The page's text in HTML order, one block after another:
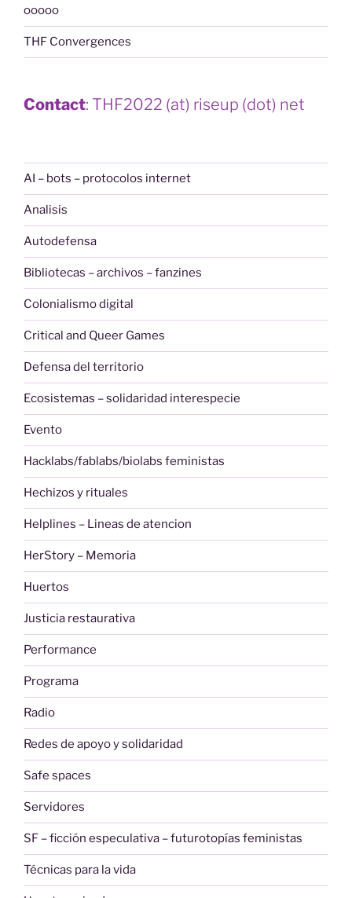
ooooo
THF Convergences
Contact: THF2022 (at) riseup (dot) net
AI – bots – protocolos internet
Analisis
Autodefensa
Bibliotecas – archivos – fanzines
Colonialismo digital
Critical and Queer Games
Defensa del territorio
Ecosistemas – solidaridad interespecie
Evento
Hacklabs/fablabs/biolabs feministas
Hechizos y rituales
Helplines – Lineas de atencion
HerStory – Memoria
Huertos
Justicia restaurativa
Performance
Programa
Radio
Redes de apoyo y solidaridad
Safe spaces
Servidores
SF – ficción especulativa – futurotopías feministas
Técnicas para la vida